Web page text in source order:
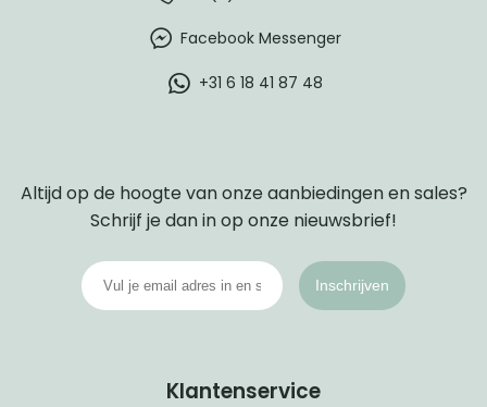
Facebook Messenger
+31 6 18 41 87 48
Altijd op de hoogte van onze aanbiedingen en sales?
Schrijf je dan in op onze nieuwsbrief!
Inschrijven
Klantenservice